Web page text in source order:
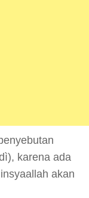
karena ada
akan